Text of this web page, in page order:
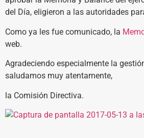
del Día, eligieron a las autoridades
Como ya les fue comunicado, la
web.
Agradeciendo especialmente la
saludamos muy atentamente,
la Comisión Directiva.